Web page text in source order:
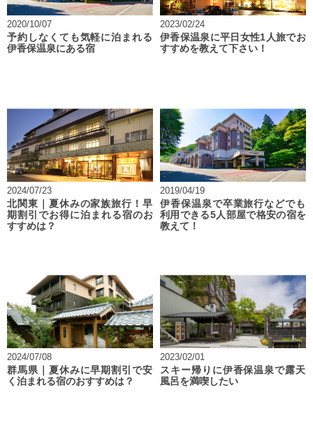
2020/10/07
予約しなくても気軽に泊まれる
伊香保温泉にある宿
2023/02/24
伊香保温泉に平日女性1人旅でお
すすめを教えて下さい！
2024/07/23
北関東｜夏休みの家族旅行！早
期割引でお得に泊まれる宿のお
すすめは？
2019/04/19
伊香保温泉で卒業旅行などでも
利用できる5人部屋で格安の宿を
教えて！
2024/07/08
群馬県｜夏休みに早期割引で安
く泊まれる宿のおすすめは？
2023/02/01
スキー帰りに伊香保温泉で露天
風呂を満喫したい